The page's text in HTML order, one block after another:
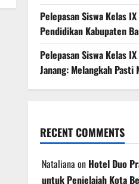
Pelepasan Siswa Kelas
Pendidikan Kabupaten
Pelepasan Siswa Kelas
Janang: Melangkah Pasti
RECENT COMMENTS
Nataliana on Hotel Duo
untuk Penjelajah Kota